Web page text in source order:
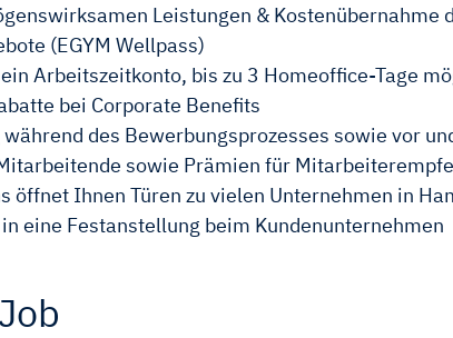
Leistungen &
(EGYM Wellpass)
Arbeitszeitkonto, bis zu 3 Homeoffice-Tage
bei Corporate Benefits
des Bewerbungsprozesses sowie vor
sowie Prämien für
öffnet Ihnen Türen zu vielen Unternehmen in
eine Festanstellung beim Kundenunternehmen